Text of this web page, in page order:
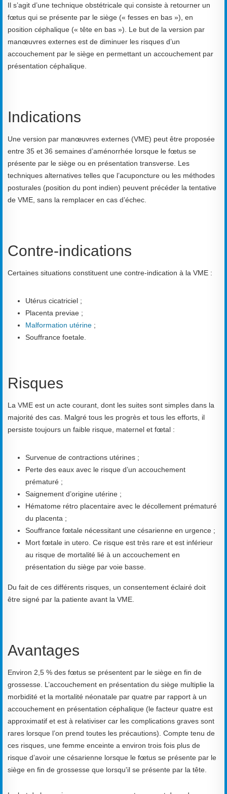
Il s’agit d’une technique obstétricale qui consiste à retourner un
fœtus qui se présente par le siège (« fesses en bas »), en
position céphalique (« tête en bas »). Le but de la version par
manœuvres externes est de diminuer les risques d’un
accouchement par le siège en permettant un accouchement par
présentation céphalique.
Indications
Une version par manœuvres externes (VME) peut être proposée
entre 35 et 36 semaines d’aménorrhée lorsque le fœtus se
présente par le siège ou en présentation transverse. Les
techniques alternatives telles que l’acuponcture ou les méthodes
posturales (position du pont indien) peuvent précéder la tentative
de VME, sans la remplacer en cas d’échec.
Contre-indications
Certaines situations constituent une contre-indication à la VME :
Utérus cicatriciel ;
Placenta previae ;
Malformation utérine ;
Souffrance foetale.
Risques
La VME est un acte courant, dont les suites sont simples dans la
majorité des cas. Malgré tous les progrès et tous les efforts, il
persiste toujours un faible risque, maternel et fœtal :
Survenue de contractions utérines ;
Perte des eaux avec le risque d’un accouchement
prématuré ;
Saignement d’origine utérine ;
Hématome rétro placentaire avec le décollement prématuré
du placenta ;
Souffrance fœtale nécessitant une césarienne en urgence ;
Mort fœtale in utero. Ce risque est très rare et est inférieur
au risque de mortalité lié à un accouchement en
présentation du siège par voie basse.
Du fait de ces différents risques, un consentement éclairé doit
être signé par la patiente avant la VME.
Avantages
Environ 2,5 % des fœtus se présentent par le siège en fin de
grossesse. L’accouchement en présentation du siège multiplie la
morbidité et la mortalité néonatale par quatre par rapport à un
accouchement en présentation céphalique (le facteur quatre est
approximatif et est à relativiser car les complications graves sont
rares lorsque l’on prend toutes les précautions). Compte tenu de
ces risques, une femme enceinte a environ trois fois plus de
risque d’avoir une césarienne lorsque le fœtus se présente par le
siège en fin de grossesse que lorsqu'il se présente par la tête.